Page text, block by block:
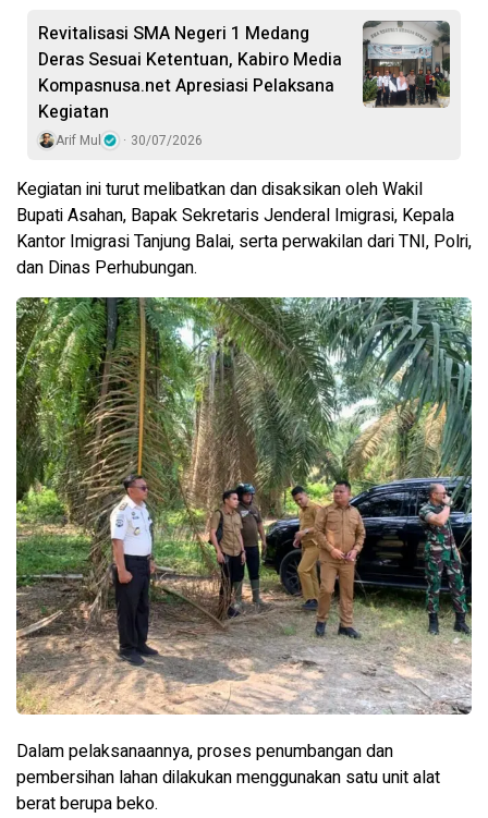
Revitalisasi SMA Negeri 1 Medang
Deras Sesuai Ketentuan, Kabiro Media
Kompasnusa.net Apresiasi Pelaksana
Kegiatan
Arif Mul 30/07/2026
Kegiatan ini turut melibatkan dan disaksikan oleh Wakil
Bupati Asahan, Bapak Sekretaris Jenderal Imigrasi, Kepala
Kantor Imigrasi Tanjung Balai, serta perwakilan dari TNI, Polri,
dan Dinas Perhubungan.
Dalam pelaksanaannya, proses penumbangan dan
pembersihan lahan dilakukan menggunakan satu unit alat
berat berupa beko.